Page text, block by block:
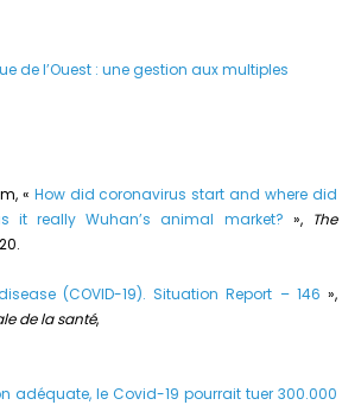
de l’Ouest : une gestion aux multiples
« How did coronavirus start and where did
it really Wuhan’s animal market? », The
(COVID-19). Situation Report – 146 »,
de la santé,
adéquate, le Covid-19 pourrait tuer 300.000